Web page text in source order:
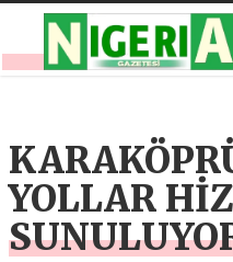
YOLLAR